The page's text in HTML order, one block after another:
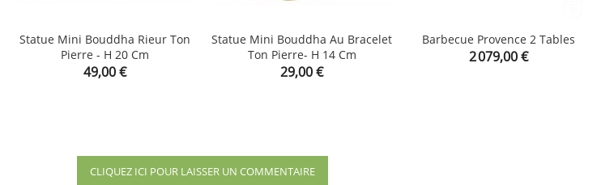
Statue Mini Bouddha Rieur Ton
Pierre - H 20 Cm
Prix
49,00 €

Statue Mini Bouddha Au Bracelet
Ton Pierre- H 14 Cm
Prix
29,00 €

Barbecue Provence 2 Tables
Prix
2 079,00 €

CLIQUEZ ICI POUR LAISSER UN COMMENTAIRE